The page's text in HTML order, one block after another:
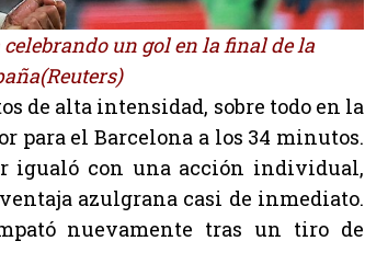
un gol en la final de la
de alta intensidad, sobre todo en la
para el Barcelona a los 34 minutos.
igualó con una acción individual,
azulgrana casi de inmediato.
nuevamente tras un tiro de